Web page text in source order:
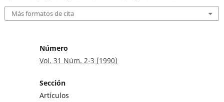
Más formatos de cita
Número
Vol. 31 Núm. 2-3 (1990)
Sección
Artículos